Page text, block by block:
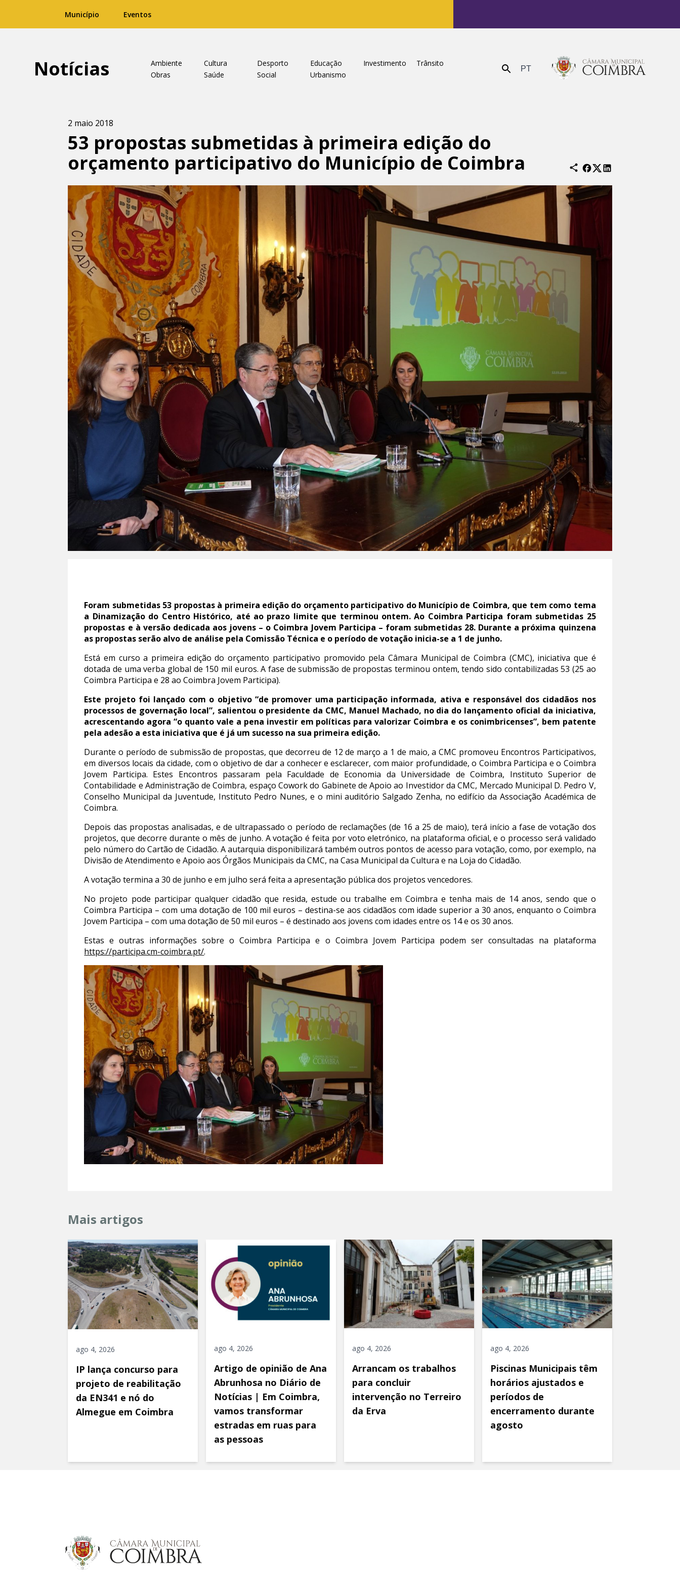
Município Eventos
Notícias Ambiente Cultura Desporto Educação Investimento
Trânsito
Obras
Saúde Social Urbanismo Enviar PT
2 maio 2018
53 propostas submetidas à primeira edição do
orçamento participativo do Município de Coimbra
Foram submetidas 53 propostas à primeira edição do orçamento participativo do Município de Coimbra, que tem como tema
a Dinamização do Centro Histórico, até ao prazo limite que terminou ontem. Ao Coimbra Participa foram submetidas 25
propostas e à versão dedicada aos jovens – o Coimbra Jovem Participa – foram submetidas 28. Durante a próxima quinzena
as propostas serão alvo de análise pela Comissão Técnica e o período de votação inicia-se a 1 de junho.
Está em curso a primeira edição do orçamento participativo promovido pela Câmara Municipal de Coimbra (CMC), iniciativa que é
dotada de uma verba global de 150 mil euros. A fase de submissão de propostas terminou ontem, tendo sido contabilizadas 53 (25 ao
Coimbra Participa e 28 ao Coimbra Jovem Participa).
Este projeto foi lançado com o objetivo “de promover uma participação informada, ativa e responsável dos cidadãos nos
processos de governação local”, salientou o presidente da CMC, Manuel Machado, no dia do lançamento oficial da iniciativa,
acrescentando agora “o quanto vale a pena investir em políticas para valorizar Coimbra e os conimbricenses”, bem patente
pela adesão a esta iniciativa que é já um sucesso na sua primeira edição.
Durante o período de submissão de propostas, que decorreu de 12 de março a 1 de maio, a CMC promoveu Encontros Participativos,
em diversos locais da cidade, com o objetivo de dar a conhecer e esclarecer, com maior profundidade, o Coimbra Participa e o Coimbra
Jovem Participa. Estes Encontros passaram pela Faculdade de Economia da Universidade de Coimbra, Instituto Superior de
Contabilidade e Administração de Coimbra, espaço Cowork do Gabinete de Apoio ao Investidor da CMC, Mercado Municipal D. Pedro V,
Conselho Municipal da Juventude, Instituto Pedro Nunes, e o mini auditório Salgado Zenha, no edifício da Associação Académica de
Coimbra.
Depois das propostas analisadas, e de ultrapassado o período de reclamações (de 16 a 25 de maio), terá início a fase de votação dos
projetos, que decorre durante o mês de junho. A votação é feita por voto eletrónico, na plataforma oficial, e o processo será validado
pelo número do Cartão de Cidadão. A autarquia disponibilizará também outros pontos de acesso para votação, como, por exemplo, na
Divisão de Atendimento e Apoio aos Órgãos Municipais da CMC, na Casa Municipal da Cultura e na Loja do Cidadão.
A votação termina a 30 de junho e em julho será feita a apresentação pública dos projetos vencedores.
No projeto pode participar qualquer cidadão que resida, estude ou trabalhe em Coimbra e tenha mais de 14 anos, sendo que o
Coimbra Participa – com uma dotação de 100 mil euros – destina-se aos cidadãos com idade superior a 30 anos, enquanto o Coimbra
Jovem Participa – com uma dotação de 50 mil euros – é destinado aos jovens com idades entre os 14 e os 30 anos.
Estas e outras informações sobre o Coimbra Participa e o Coimbra Jovem Participa podem ser consultadas na plataforma
https://participa.cm-coimbra.pt/.
Mais artigos
ago 4, 2026
IP lança concurso para
projeto de reabilitação
da EN341 e nó do
Almegue em Coimbra
ago 4, 2026
Artigo de opinião de Ana
Abrunhosa no Diário de
Notícias | Em Coimbra,
vamos transformar
estradas em ruas para
as pessoas
ago 4, 2026
Arrancam os trabalhos
para concluir
intervenção no Terreiro
da Erva
ago 4, 2026
Piscinas Municipais têm
horários ajustados e
períodos de
encerramento durante
agosto